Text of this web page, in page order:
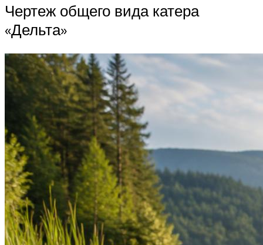
Чертеж общего вида катера
«Дельта»